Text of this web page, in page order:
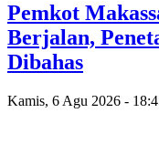
Pemkot
Berjalan,
Dibahas
Kamis, 6 Agu 2026 -